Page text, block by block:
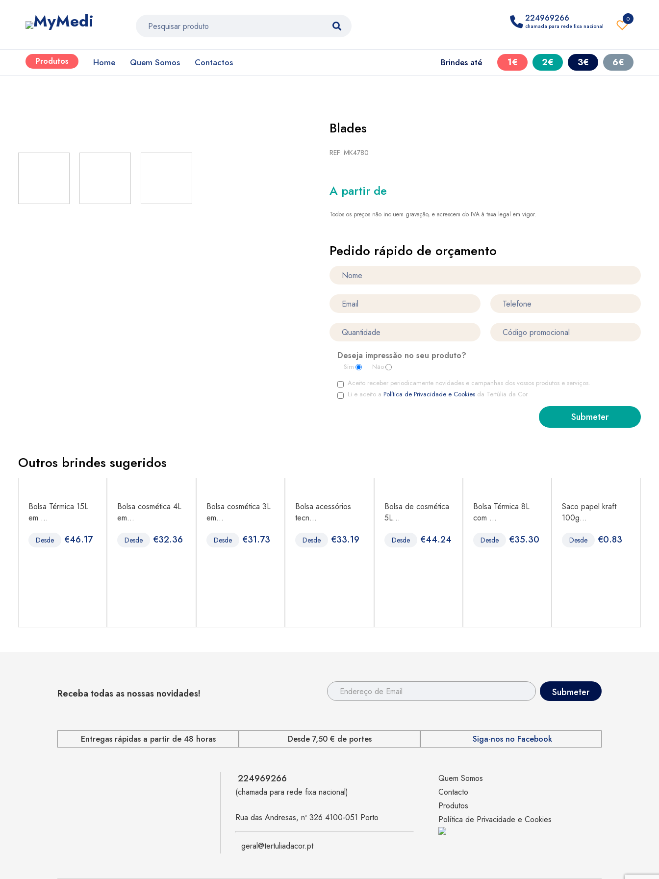
0
224969266
chamada para rede fixa nacional
Produtos Home Quem Somos Contactos Brindes até 1€ 2€ 3€ 6€
Blades
REF: MK4780
A partir de
Todos os preços não incluem gravação, e acrescem do IVA à taxa legal em vigor.
Pedido rápido de orçamento
Deseja impressão no seu produto?
Sim
Não
Aceito receber periodicamente novidades e campanhas dos vossos produtos e serviços.
Li e aceito a Política de Privacidade e Cookies da Tertúlia da Cor
Outros brindes sugeridos
Bolsa Térmica 15L
em ...
Desde €46.17
Bolsa cosmética 4L
em...
Desde €32.36
Bolsa cosmética 3L
em...
Desde €31.73
Bolsa acessórios
tecn...
Desde €33.19
Bolsa de cosmética
5L...
Desde €44.24
Bolsa Térmica 8L
com ...
Desde €35.30
Saco papel kraft
100g...
Desde €0.83
Receba todas as nossas novidades!
Entregas rápidas a partir de 48 horas Desde 7,50 € de portes Siga-nos no Facebook
224969266
(chamada para rede fixa nacional)
Rua das Andresas, nº 326 4100-051 Porto
geral@tertuliadacor.pt
Quem Somos
Contacto
Produtos
Política de Privacidade e Cookies